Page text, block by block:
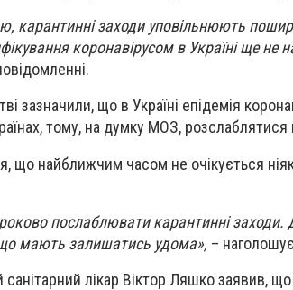
карантинні заходи уповільнюють
коронавірусом в Україні ще не
зазначили, що в Україні епідемія
тому, на думку МОЗ,
що найближчим часом не очікується
послаблювати карантинні заходи.
що мають залишатись удома», –
лікар Віктор Ляшко заявив, що